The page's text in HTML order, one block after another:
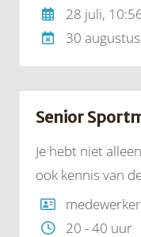
28 juli,
30
Je hebt niet
ook kennis van
alles van sport/
een 20 - 40 uur